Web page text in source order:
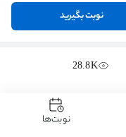
نوبت بگیرید
28.8K
نوبت‌ها